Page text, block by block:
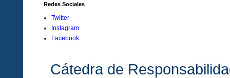
Redes Sociales
Twitter
Instagram
Facebook
Cátedra de